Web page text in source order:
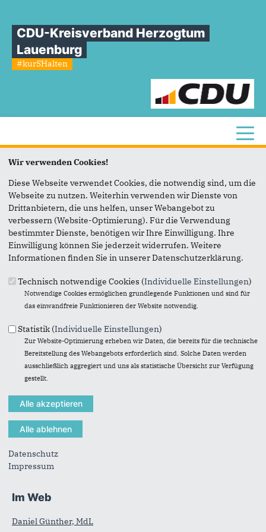
CDU-Kreisverband Herzogtum
Lauenburg
#kurSHalten
Sie sind hier
» Ortsverband Göldenitz
OrtsverbandGöldenitz
Andreas Wienke
Dorfstr. 20
23919 Göldenitz
04544-808 611
andi.wienke@t-online.de
Suchformular
Suche
Fußbereich
Anschrift
CDU Kreisverband Herzogtum Lauenburg
Heinrich-Hertz-Straße 21
23909Ratzeburg
Telefon:04541 803876-0
E-Mail:info@cdu-herzogtum.de
Im Web
Daniel Günther, MdL
Wir verwenden Cookies!
Diese Webseite verwendet Cookies, die notwendig sind, um die
Webseite zu nutzen. Weiterhin verwenden wir Dienste von
Drittanbietern, die uns helfen, unser Webangebot zu
verbessern (Website-Optimierung). Für die Verwendung
bestimmter Dienste, benötigen wir Ihre Einwilligung. Ihre
Einwilligung können Sie jederzeit widerrufen. Weitere
Informationen finden Sie in unserer Datenschutzerklärung.
Technisch notwendige Cookies (Individuelle Einstellungen)
Notwendige Cookies ermöglichen grundlegende Funktionen und sind für
das einwandfreie Funktionieren der Website notwendig.
Statistik (Individuelle Einstellungen)
Zur Website-Optimierung erheben wir Daten, die bereits für die technische
Bereitstellung des Webangebots erforderlich sind. Solche Daten werden
ausschließlich aggregiert und uns als statistische Übersicht zur Verfügung
gestellt.
Datenschutz
Impressum